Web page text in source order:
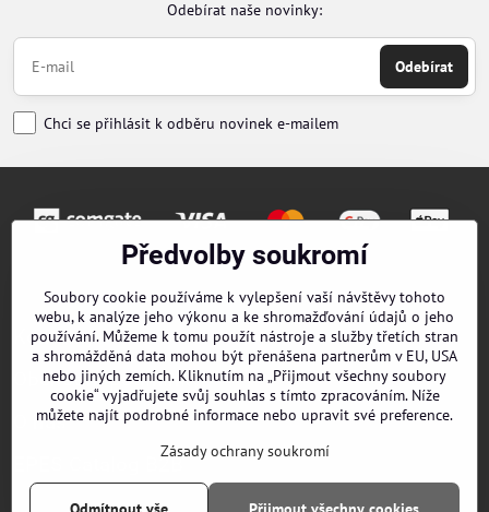
Odebírat naše novinky:
Odebírat
Chci se přihlásit k odběru novinek e-mailem
Kontakty
Obchodní podmínky
O nás
EPES Catalog B2B
Předvolby soukromí
Soubory cookie používáme k vylepšení vaší návštěvy tohoto
webu, k analýze jeho výkonu a ke shromažďování údajů o jeho
používání. Můžeme k tomu použít nástroje a služby třetích stran
a shromážděná data mohou být přenášena partnerům v EU, USA
nebo jiných zemích. Kliknutím na „Přijmout všechny soubory
cookie“ vyjadřujete svůj souhlas s tímto zpracováním. Níže
můžete najít podrobné informace nebo upravit své preference.
Zásady ochrany soukromí